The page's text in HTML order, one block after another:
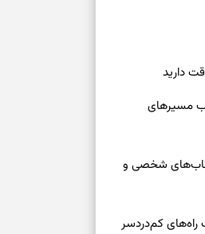
و انتخاب مسیرهای
انتخاب‌های شخصی و